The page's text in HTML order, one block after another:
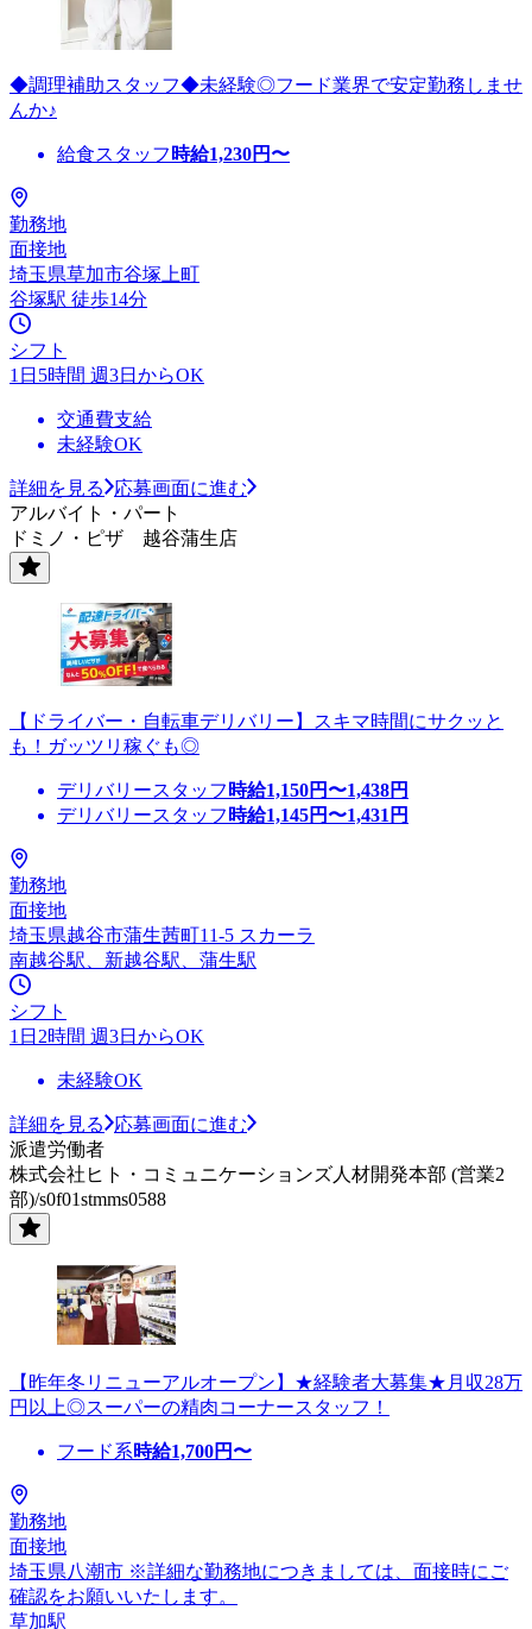
◆調理補助スタッフ◆未経験◎フード業界で安定勤務しませ
んか♪
給食スタッフ 時給1,230円〜
勤務地
面接地
埼玉県草加市谷塚上町
谷塚駅 徒歩14分
シフト
1日5時間 週3日からOK
交通費支給
未経験OK
詳細を見る
応募画面に進む
アルバイト・パート
ドミノ・ピザ 越谷蒲生店
【ドライバー・自転車デリバリー】スキマ時間にサクッと
も！ガッツリ稼ぐも◎
デリバリースタッフ 時給1,150円〜1,438円
デリバリースタッフ 時給1,145円〜1,431 円
勤務地
面接地
埼玉県越谷市蒲生茜町11-5 スカーラ
南越谷駅、新越谷駅、蒲生駅
シフト
1日2時間 週3日からOK
未経験OK
詳細を見る
応募画面に進む
派遣労働者
株式会社ヒト・コミュニケーションズ人材開発本部 (営業2
部)/s0f01stmms0588
【昨年冬リニューアルオープン】★経験者大募集★月収28万
円以上◎スーパーの精肉コーナースタッフ！
フード系時給1,700円〜
勤務地
面接地
埼玉県八潮市 ※詳細な勤務地につきましては、面接時にご
確認をお願いいたします。
草加駅